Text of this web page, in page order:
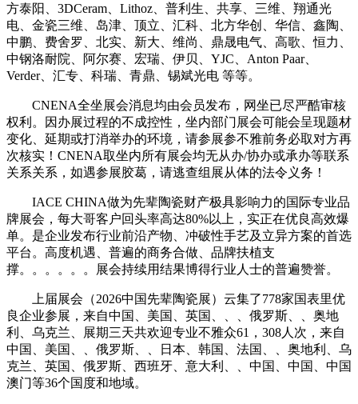
方泰阳、3DCeram、Lithoz、普利生、共享、三维、翔通光
电、金瓷三维、岛津、顶立、汇科、北方华创、华信、鑫陶、
中鹏、费舍罗、北实、新大、维尚、鼎晟电气、高歌、恒力、
中钢洛耐院、阿尔赛、宏瑞、伊贝、YJC、Anton Paar、
Verder、汇专、科瑞、青鼎、锡斌光电 等等。
CNENA全坐展会消息均由会员发布，网坐已尽严酷审核
权利。因办展过程的不成控性，坐内部门展会可能会呈现题材
变化、延期或打消举办的环境，请参展参不雅前务必取对方再
次核实！CNENA取坐内所有展会均无从办/协办或承办等联系
关系关系，如遇参展胶葛，请逃查组展从体的法令义务！
IACE CHINA做为先辈陶瓷财产极具影响力的国际专业品
牌展会，每大哥客户回头率高达80%以上，实正在优良高效爆
单。是企业发布行业前沿产物、冲破性手艺及立异方案的首选
平台。高度机遇、普遍的商务合做、品牌扶植支
撑。。。。。。展会持续用结果博得行业人士的普遍赞誉。
上届展会（2026中国先辈陶瓷展）云集了778家国表里优
良企业参展，来自中国、美国、英国、、、俄罗斯、、奥地
利、乌克兰、展期三天共欢迎专业不雅众61，308人次，来自
中国、美国、、俄罗斯、、日本、韩国、法国、、奥地利、乌
克兰、英国、俄罗斯、西班牙、意大利、、中国、中国、中国
澳门等36个国度和地域。